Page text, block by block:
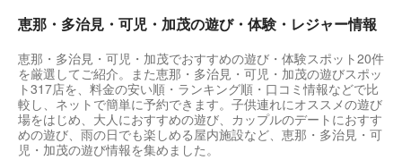
恵那・多治見・可児・加茂の遊び・体験・レジャー情報
恵那・多治見・可児・加茂でおすすめの遊び・体験スポット20件
を厳選してご紹介。また恵那・多治見・可児・加茂の遊びスポッ
ト317店を、料金の安い順・ランキング順・口コミ情報などで比
較し、ネットで簡単に予約できます。子供連れにオススメの遊び
場をはじめ、大人におすすめの遊び、カップルのデートにおすす
めの遊び、雨の日でも楽しめる屋内施設など、恵那・多治見・可
児・加茂の遊び情報を集めました。